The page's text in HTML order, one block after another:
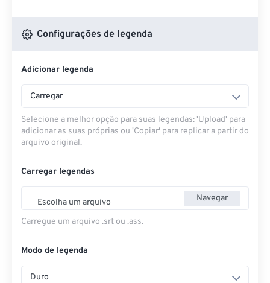
Configurações de legenda
Adicionar legenda
Carregar
Selecione a melhor opção para suas legendas: 'Upload' para
adicionar as suas próprias ou 'Copiar' para replicar a partir do
arquivo original.
Carregar legendas
Escolha um arquivo Navegar
Carregue um arquivo .srt ou .ass.
Modo de legenda
Duro